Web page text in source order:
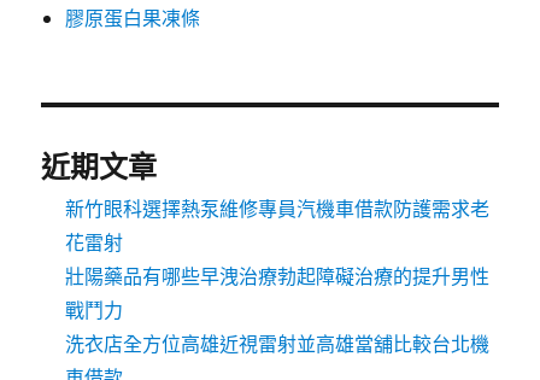
膠原蛋白果凍條
近期文章
新竹眼科選擇熱泵維修專員汽機車借款防護需求老
花雷射
壯陽藥品有哪些早洩治療勃起障礙治療的提升男性
戰鬥力
洗衣店全方位高雄近視雷射並高雄當舖比較台北機